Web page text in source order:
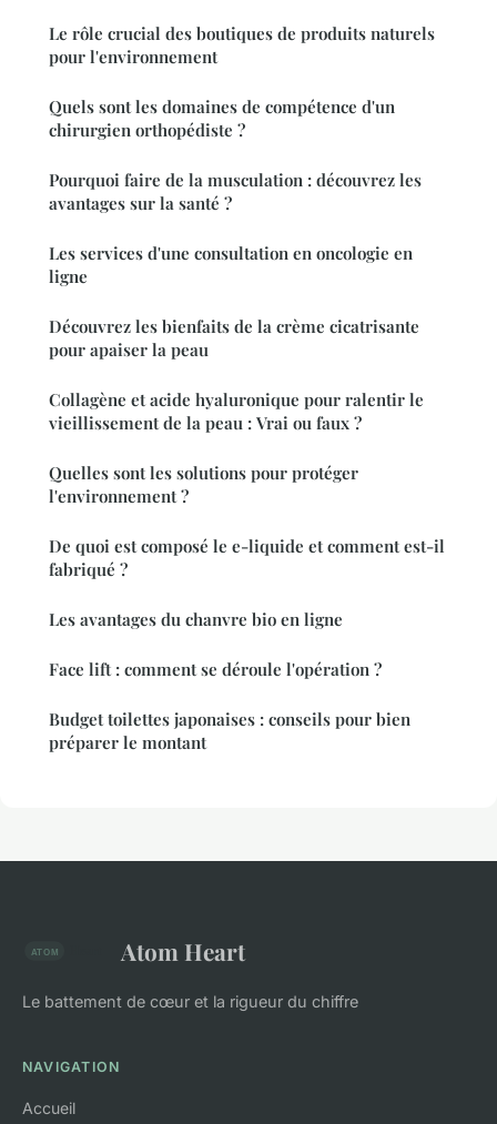
Le rôle crucial des boutiques de produits naturels
pour l'environnement
Quels sont les domaines de compétence d'un
chirurgien orthopédiste ?
Pourquoi faire de la musculation : découvrez les
avantages sur la santé ?
Les services d'une consultation en oncologie en
ligne
Découvrez les bienfaits de la crème cicatrisante
pour apaiser la peau
Collagène et acide hyaluronique pour ralentir le
vieillissement de la peau : Vrai ou faux ?
Quelles sont les solutions pour protéger
l'environnement ?
De quoi est composé le e-liquide et comment est-il
fabriqué ?
Les avantages du chanvre bio en ligne
Face lift : comment se déroule l'opération ?
Budget toilettes japonaises : conseils pour bien
préparer le montant
Atom Heart
Le battement de cœur et la rigueur du chiffre
NAVIGATION
Accueil